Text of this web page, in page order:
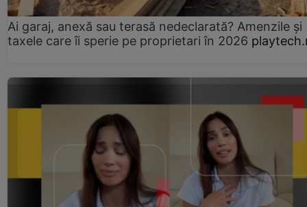
Ai garaj, anexă sau terasă nedeclarată? Amenzile și
taxele care îi sperie pe proprietari în 2026